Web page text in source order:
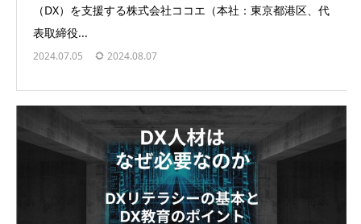
（DX）を支援する株式会社ココエ（本社：東京都港区、代
表取締役...
2024.07.05 2024.08.07